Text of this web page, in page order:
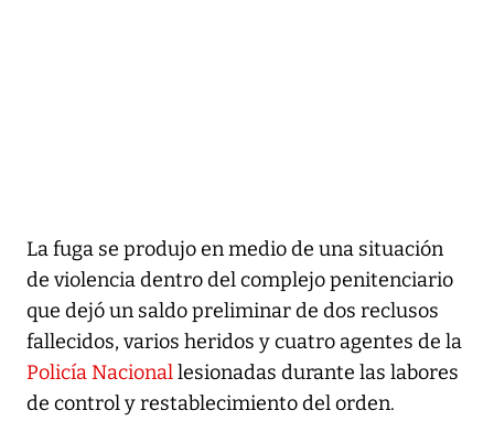
La fuga se produjo en medio de una situación
de violencia dentro del complejo penitenciario
que dejó un saldo preliminar de dos reclusos
fallecidos, varios heridos y cuatro agentes de la
Policía Nacionallesionadas durante las labores
de control y restablecimiento del orden.